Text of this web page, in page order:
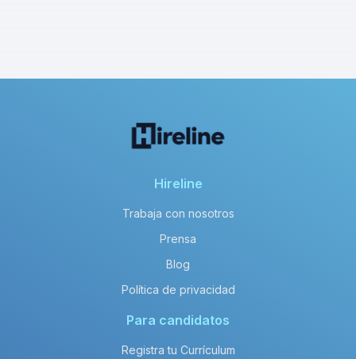
Hireline
Trabaja con nosotros
Prensa
Blog
Política de privacidad
Para candidatos
Registra tu Currículum